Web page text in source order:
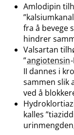
Amlodipin
fra å bevege
hindrer
Valsartan
”angiotensin
II dannes i
sammen slik
ved å
kalles